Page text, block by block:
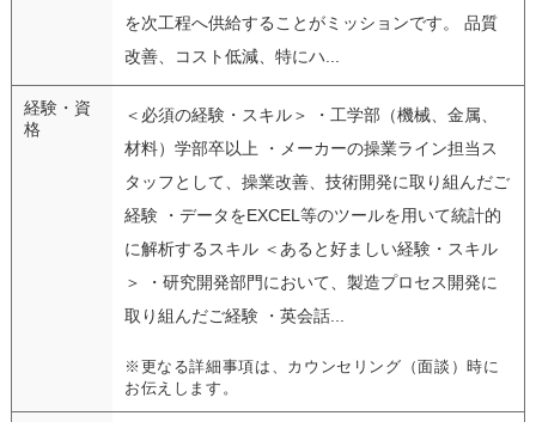
を次工程へ供給することがミッションです。 品質
改善、コスト低減、特にハ...
経験・資
格
＜必須の経験・スキル＞ ・工学部（機械、金属、
材料）学部卒以上 ・メーカーの操業ライン担当ス
タッフとして、操業改善、技術開発に取り組んだご
経験 ・データをEXCEL等のツールを用いて統計的
に解析するスキル ＜あると好ましい経験・スキル
＞ ・研究開発部門において、製造プロセス開発に
取り組んだご経験 ・英会話...
※更なる詳細事項は、カウンセリング（面談）時に
お伝えします。